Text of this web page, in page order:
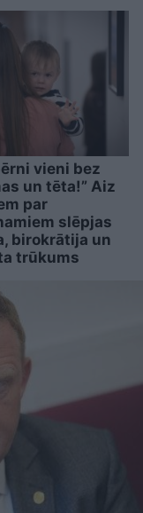
vieni bez
un tēta!” Aiz
par
slēpjas
birokrātija un
trūkums